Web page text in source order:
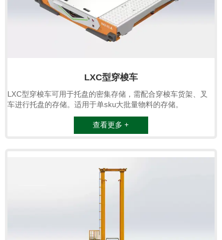
LXC型穿梭车
LXC型穿梭车可用于托盘的密集存储，需配合穿梭车货架、叉
车进行托盘的存储。适用于单sku大批量物料的存储。
查看更多 +